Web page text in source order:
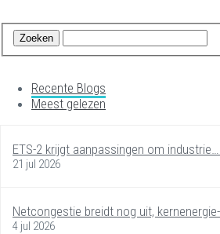
Recente Blogs
Meest gelezen
ETS-2 krijgt aanpassingen om industrie…...
21 jul 2026
Netcongestie breidt nog uit, kernenergie-
4 jul 2026